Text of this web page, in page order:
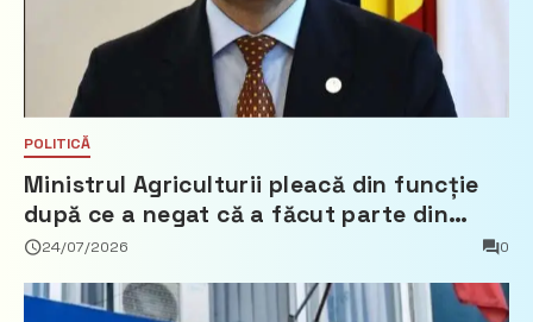
POLITICĂ
Ministrul Agriculturii pleacă din funcție
după ce a negat că a făcut parte din
Partidul Democrat
24/07/2026 0